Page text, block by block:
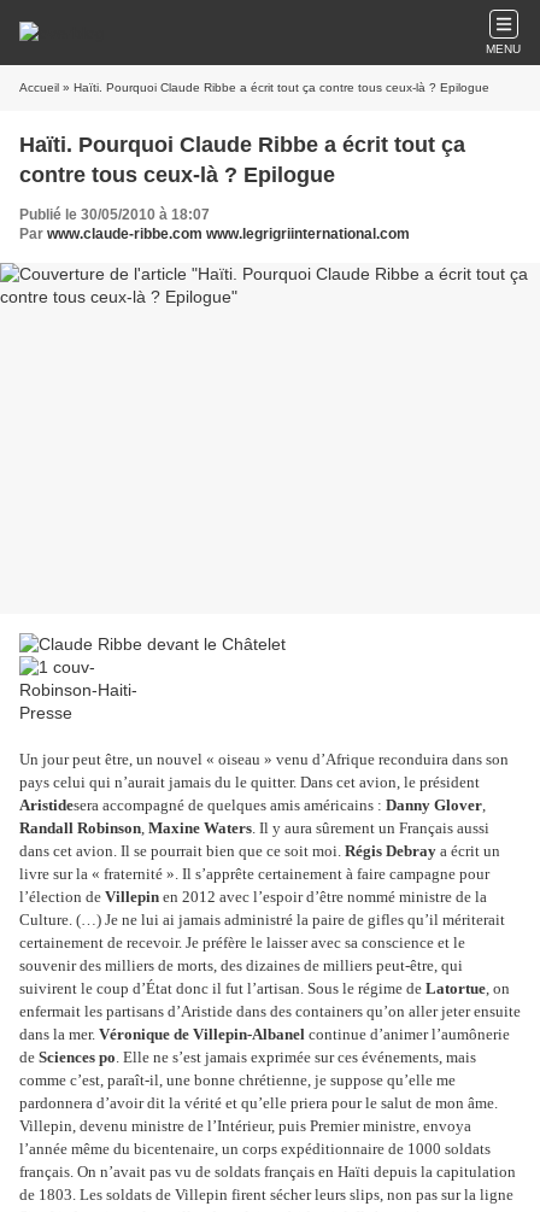
MENU
Accueil » Haïti. Pourquoi Claude Ribbe a écrit tout ça contre tous ceux-là ? Epilogue
Haïti. Pourquoi Claude Ribbe a écrit tout ça
contre tous ceux-là ? Epilogue
Publié le 30/05/2010 à 18:07
Par www.claude-ribbe.com www.legrigriinternational.com
Un jour peut être, un nouvel « oiseau » venu d’Afrique reconduira dans son
pays celui qui n’aurait jamais du le quitter. Dans cet avion, le président
Aristidesera accompagné de quelques amis américains : Danny Glover,
Randall Robinson, Maxine Waters. Il y aura sûrement un Français aussi
dans cet avion. Il se pourrait bien que ce soit moi. Régis Debray a écrit un
livre sur la « fraternité ». Il s’apprête certainement à faire campagne pour
l’élection de Villepin en 2012 avec l’espoir d’être nommé ministre de la
Culture. (…) Je ne lui ai jamais administré la paire de gifles qu’il mériterait
certainement de recevoir. Je préfère le laisser avec sa conscience et le
souvenir des milliers de morts, des dizaines de milliers peut-être, qui
suivirent le coup d’État donc il fut l’artisan. Sous le régime de Latortue, on
enfermait les partisans d’Aristide dans des containers qu’on aller jeter ensuite
dans la mer. Véronique de Villepin-Albanel continue d’animer l’aumônerie
de Sciences po. Elle ne s’est jamais exprimée sur ces événements, mais
comme c’est, paraît-il, une bonne chrétienne, je suppose qu’elle me
pardonnera d’avoir dit la vérité et qu’elle priera pour le salut de mon âme.
Villepin, devenu ministre de l’Intérieur, puis Premier ministre, envoya
l’année même du bicentenaire, un corps expéditionnaire de 1000 soldats
français. On n’avait pas vu de soldats français en Haïti depuis la capitulation
de 1803. Les soldats de Villepin firent sécher leurs slips, non pas sur la ligne